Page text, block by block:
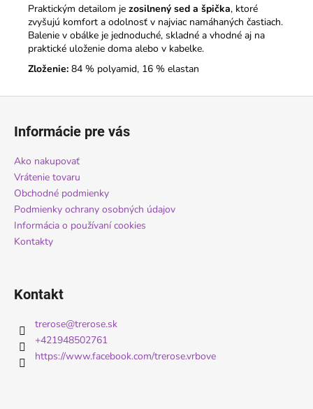
Praktickým detailom je zosilnený sed a špička, ktoré
zvyšujú komfort a odolnosť v najviac namáhaných častiach.
Balenie v obálke je jednoduché, skladné a vhodné aj na
praktické uloženie doma alebo v kabelke.
Zloženie: 84 % polyamid, 16 % elastan
Informácie pre vás
Ako nakupovať
Vrátenie tovaru
Obchodné podmienky
Podmienky ochrany osobných údajov
Informácia o používaní cookies
Kontakty
Kontakt
trerose@trerose.sk
+421948502761
https://www.facebook.com/trerose.vrbove